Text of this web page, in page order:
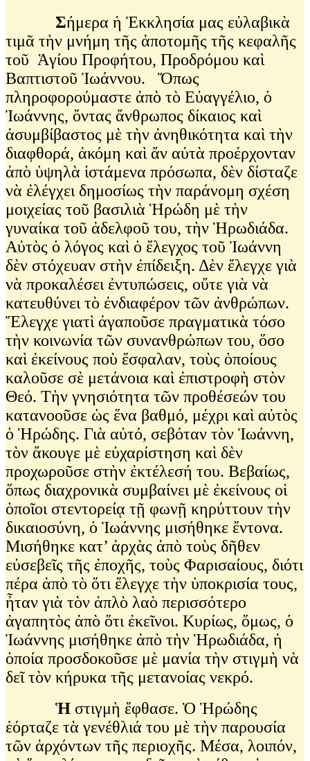
Σήμερα ἡ Ἐκκλησία μας εὐλαβικὰ
τιμᾶ τὴν μνήμη τῆς ἀποτομῆς τῆς κεφαλῆς
τοῦ Ἁγίου Προφήτου, Προδρόμου καὶ
Βαπτιστοῦ Ἰωάννου. Ὅπως
πληροφορούμαστε ἀπὸ τὸ Εὐαγγέλιο, ὁ
Ἰωάννης, ὄντας ἄνθρωπος δίκαιος καὶ
ἀσυμβίβαστος μὲ τὴν ἀνηθικότητα καὶ τὴν
διαφθορά, ἀκόμη καὶ ἄν αὐτὰ προέρχονταν
ἀπὸ ὑψηλὰ ἱστάμενα πρόσωπα, δὲν δίσταζε
νὰ ἐλέγχει δημοσίως τὴν παράνομη σχέση
μοιχείας τοῦ βασιλιὰ Ἡρώδη μὲ τὴν
γυναίκα τοῦ ἀδελφοῦ του, τὴν Ἡρωδιάδα.
Αὐτὸς ὁ λόγος καὶ ὁ ἔλεγχος τοῦ Ἰωάννη
δὲν στόχευαν στὴν ἐπίδειξη. Δὲν ἔλεγχε γιὰ
νὰ προκαλέσει ἐντυπώσεις, οὔτε γιὰ νὰ
κατευθύνει τὸ ἐνδιαφέρον τῶν ἀνθρώπων.
Ἔλεγχε γιατὶ ἀγαποῦσε πραγματικὰ τόσο
τὴν κοινωνία τῶν συνανθρώπων του, ὅσο
καὶ ἐκείνους ποὺ ἔσφαλαν, τοὺς ὁποίους
καλοῦσε σὲ μετάνοια καὶ ἐπιστροφὴ στὸν
Θεό. Τὴν γνησιότητα τῶν προθέσεών του
κατανοοῦσε ὡς ἕνα βαθμό, μέχρι καὶ αὐτὸς
ὁ Ἡρώδης. Γιὰ αὐτό, σεβόταν τὸν Ἰωάννη,
τὸν ἄκουγε μὲ εὐχαρίστηση καὶ δὲν
προχωροῦσε στὴν ἐκτέλεσή του. Βεβαίως,
ὅπως διαχρονικὰ συμβαίνει μὲ ἐκείνους οἱ
ὁποῖοι στεντορείᾳ τῇ φωνῇ κηρύττουν τὴν
δικαιοσύνη, ὁ Ἰωάννης μισήθηκε ἔντονα.
Μισήθηκε κατ’ ἀρχὰς ἀπὸ τοὺς δῆθεν
εὐσεβεῖς τῆς ἐποχῆς, τοὺς Φαρισαίους, διότι
πέρα ἀπὸ τὸ ὅτι ἔλεγχε τὴν ὑποκρισία τους,
ἦταν γιὰ τὸν ἁπλὸ λαὸ περισσότερο
ἀγαπητὸς ἀπὸ ὅτι ἐκεῖνοι. Κυρίως, ὅμως, ὁ
Ἰωάννης μισήθηκε ἀπὸ τὴν Ἡρωδιάδα, ἡ
ὁποία προσδοκοῦσε μὲ μανία τὴν στιγμὴ νὰ
δεῖ τὸν κήρυκα τῆς μετανοίας νεκρό.
Ἡ στιγμὴ ἔφθασε. Ὁ Ἡρώδης
ἑόρταζε τὰ γενέθλιά του μὲ τὴν παρουσία
τῶν ἀρχόντων τῆς περιοχῆς. Μέσα, λοιπόν,